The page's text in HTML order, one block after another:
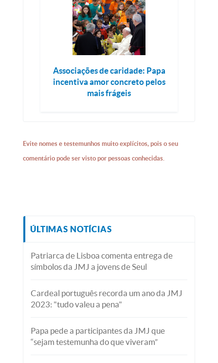
Associações de caridade: Papa
incentiva amor concreto pelos
mais frágeis
Evite nomes e testemunhos muito explícitos, pois o seu
comentário pode ser visto por pessoas conhecidas.
ÚLTIMAS NOTÍCIAS
Patriarca de Lisboa comenta entrega de
símbolos da JMJ a jovens de Seul
Cardeal português recorda um ano da JMJ
2023: "tudo valeu a pena"
Papa pede a participantes da JMJ que
“sejam testemunha do que viveram”